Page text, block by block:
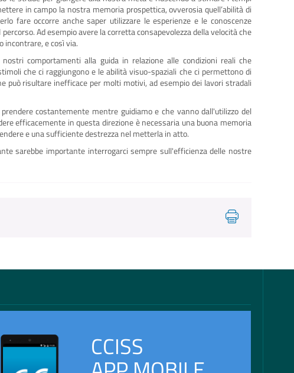
in campo la nostra memoria prospettica, ovverosia quell’abilità di
fare occorre anche saper utilizzare le esperienze e le conoscenze
Ad esempio avere la corretta consapevolezza della velocità che
incontrare, e così via.
comportamenti alla guida in relazione alle condizioni reali che
che ci raggiungono e le abilità visuo-spaziali che ci permettono di
può risultare inefficace per molti motivi, ad esempio dei lavori stradali
costantemente mentre guidiamo e che vanno dall'utilizzo del
efficacemente in questa direzione è necessaria una buona memoria
e una sufficiente destrezza nel metterla in atto.
sarebbe importante interrogarci sempre sull'efficienza delle nostre
CCISS